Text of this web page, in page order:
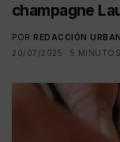
champagne
POR REDACCIÓN
20/07/2025
5